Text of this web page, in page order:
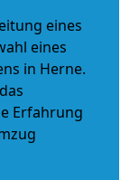
eines
eines
in Herne.
Erfahrung